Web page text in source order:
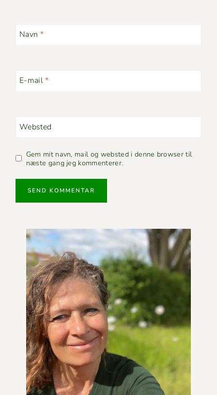
Navn *
E-mail*
Websted
Gem mit navn, mail og websted i denne browser til
næste gang jeg kommenterer.